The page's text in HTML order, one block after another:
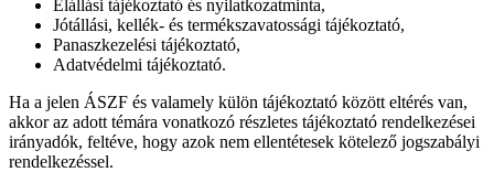
Elállási tájékoztató és nyilatkozatminta,
Jótállási, kellék- és termékszavatossági tájékoztató,
Panaszkezelési tájékoztató,
Adatvédelmi tájékoztató.
Ha a jelen ÁSZF és valamely külön tájékoztató között eltérés van,
akkor az adott témára vonatkozó részletes tájékoztató rendelkezései
irányadók, feltéve, hogy azok nem ellentétesek kötelező jogszabályi
rendelkezéssel.